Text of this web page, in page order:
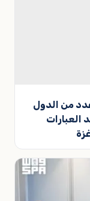
من الدول
العبارات